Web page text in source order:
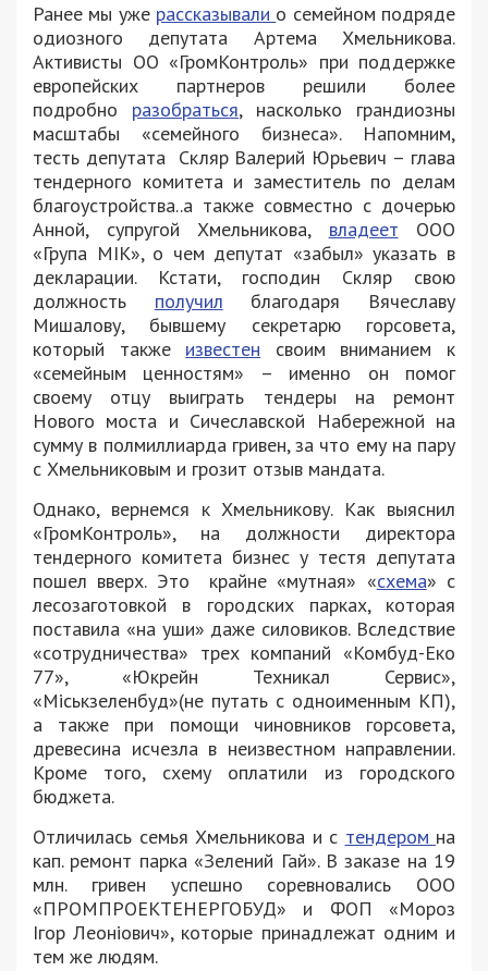
Ранее мы уже рассказывали о семейном подряде
одиозного депутата Артема Хмельникова.
Активисты ОО «ГромКонтроль» при поддержке
европейских партнеров решили более
подробно разобраться, насколько грандиозны
масштабы «семейного бизнеса». Напомним,
тесть депутата Скляр Валерий Юрьевич – глава
тендерного комитета и заместитель по делам
благоустройства..а также совместно с дочерью
Анной, супругой Хмельникова, владеет ООО
«Група МІК», о чем депутат «забыл» указать в
декларации. Кстати, господин Скляр свою
должность получил благодаря Вячеславу
Мишалову, бывшему секретарю горсовета,
который также известен своим вниманием к
«семейным ценностям» – именно он помог
своему отцу выиграть тендеры на ремонт
Нового моста и Сичеславской Набережной на
сумму в полмиллиарда гривен, за что ему на пару
с Хмельниковым и грозит отзыв мандата.
Однако, вернемся к Хмельникову. Как выяснил
«ГромКонтроль», на должности директора
тендерного комитета бизнес у тестя депутата
пошел вверх. Это крайне «мутная» «схема» с
лесозаготовкой в городских парках, которая
поставила «на уши» даже силовиков. Вследствие
«сотрудничества» трех компаний «Комбуд-Еко
77», «Юкрейн Техникал Сервис»,
«Міськзеленбуд»(не путать с одноименным КП),
а также при помощи чиновников горсовета,
древесина исчезла в неизвестном направлении.
Кроме того, схему оплатили из городского
бюджета.
Отличилась семья Хмельникова и с тендером на
кап. ремонт парка «Зелений Гай». В заказе на 19
млн. гривен успешно соревновались ООО
«ПРОМПРОЕКТЕНЕРГОБУД» и ФОП «Мороз
Ігор Леоніович», которые принадлежат одним и
тем же людям.